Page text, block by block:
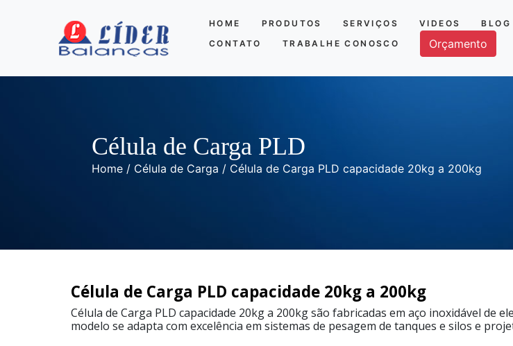
HOME PRODUTOS SERVIÇOS VIDEOS BLOG
CONTATO
TRABALHE CONOSCO Orçamento
Célula de Carga PLD
Home / Célula de Carga / Célula de Carga PLD capacidade 20kg a 200kg
Célula de Carga PLD capacidade 20kg a 200kg
Célula de Carga PLD capacidade 20kg a 200kg são fabricadas em aço inoxidável de
modelo se adapta com excelência em sistemas de pesagem de tanques e silos e